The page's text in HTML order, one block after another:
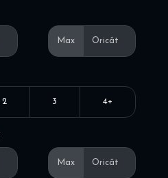
Max
2 3 4+
Max